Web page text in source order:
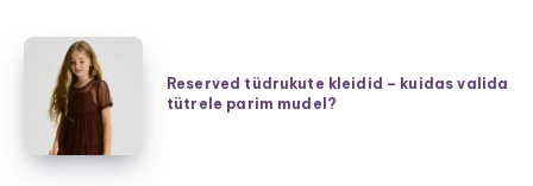
Reserved
tüdrukute
kleidid
kuidas
Reserved tüdrukute kleidid – kuidas valida
tütrele parim mudel?